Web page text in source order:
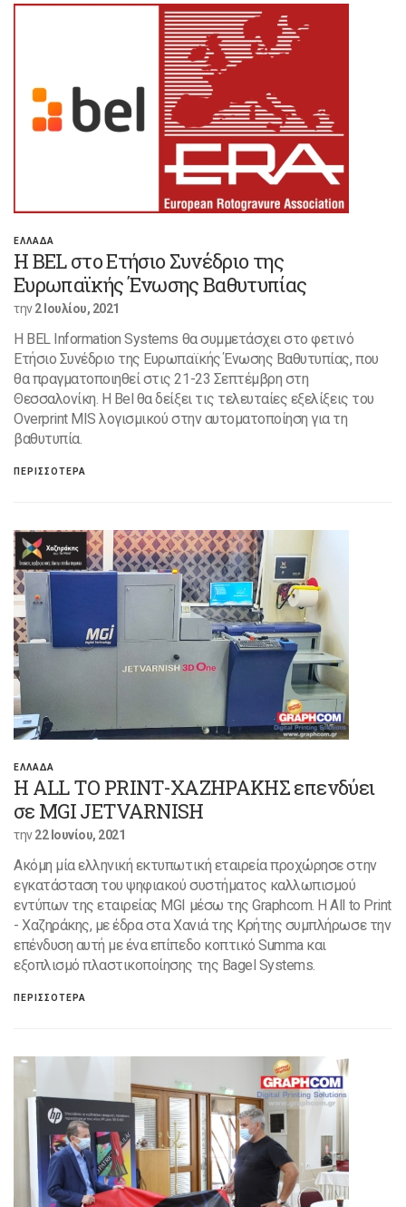
ΕΛΛΑΔΑ
Η BEL στο Ετήσιο Συνέδριο της
Ευρωπαϊκής Ένωσης Βαθυτυπίας
την2 Ιουλίου, 2021
Η BEL Information Systems θα συμμετάσχει στο φετινό
Ετήσιο Συνέδριο της Ευρωπαϊκής Ένωσης Βαθυτυπίας, που
θα πραγματοποιηθεί στις 21-23 Σεπτέμβρη στη
Θεσσαλονίκη. Η Bel θα δείξει τις τελευταίες εξελίξεις του
Overprint MIS λογισμικού στην αυτοματοποίηση για τη
βαθυτυπία.
ΠΕΡΙΣΣΟΤΕΡΑ
ΕΛΛΑΔΑ
Η ALL TO PRINT-ΧΑΖΗΡΑΚΗΣ επενδύει
σε MGI JETVARNISH
την22 Ιουνίου, 2021
Ακόμη μία ελληνική εκτυπωτική εταιρεία προχώρησε στην
εγκατάσταση του ψηφιακού συστήματος καλλωπισμού
εντύπων της εταιρείας MGI μέσω της Graphcom. Η All to Print
- Χαζηράκης, με έδρα στα Χανιά της Κρήτης συμπλήρωσε την
επένδυση αυτή με ένα επίπεδο κοπτικό Summa και
εξοπλισμό πλαστικοποίησης της Bagel Systems.
ΠΕΡΙΣΣΟΤΕΡΑ